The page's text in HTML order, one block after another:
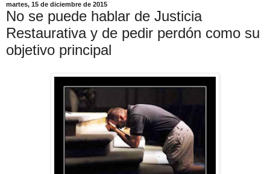
martes, 15 de diciembre de 2015
No se puede hablar de Justicia
Restaurativa y de pedir perdón como su
objetivo principal